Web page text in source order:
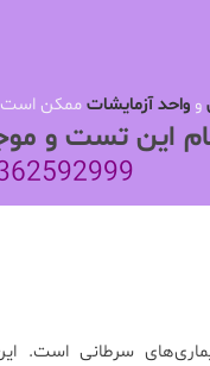
وواحد آزمایشاتممکن است
این تست و
سرطانی است. این